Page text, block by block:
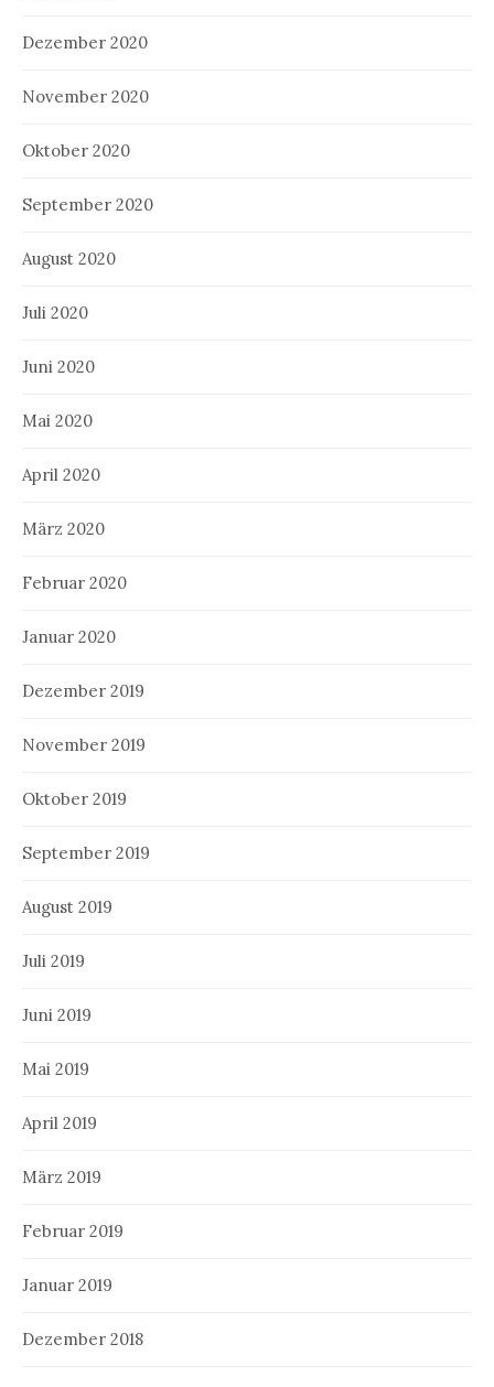
Dezember 2020
November 2020
Oktober 2020
September 2020
August 2020
Juli 2020
Juni 2020
Mai 2020
April 2020
März 2020
Februar 2020
Januar 2020
Dezember 2019
November 2019
Oktober 2019
September 2019
August 2019
Juli 2019
Juni 2019
Mai 2019
April 2019
März 2019
Februar 2019
Januar 2019
Dezember 2018